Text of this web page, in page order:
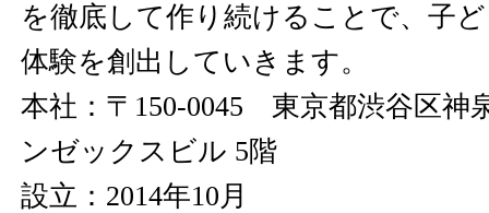
を徹底して作り続けることで、子
体験を創出していきます。
本社：〒150-0045 東京都渋谷区神
ンゼックスビル 5階
設立：2014年10月